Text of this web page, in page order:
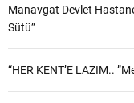
Manavgat Devlet
Sütü”
“HER KENT’E LAZIM..